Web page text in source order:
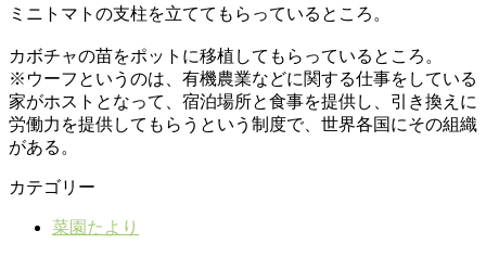
ミニトマトの支柱を立ててもらっているところ。
カボチャの苗をポットに移植してもらっているところ。
※ウーフというのは、有機農業などに関する仕事をしている
家がホストとなって、宿泊場所と食事を提供し、引き換えに
労働力を提供してもらうという制度で、世界各国にその組織
がある。
カテゴリー
菜園たより